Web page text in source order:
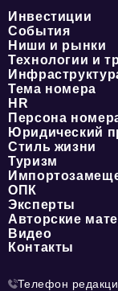
Инвестиции
События
Ниши и рынки
Технологии и
Тема номера
HR
Персона
Юридический
Стиль жизни
Туризм
ОПК
Эксперты
Авторские
Видео
Контакты
Телефон